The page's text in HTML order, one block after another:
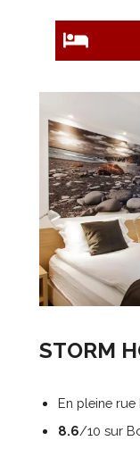
STORM
En pleine
8.6/10 sur